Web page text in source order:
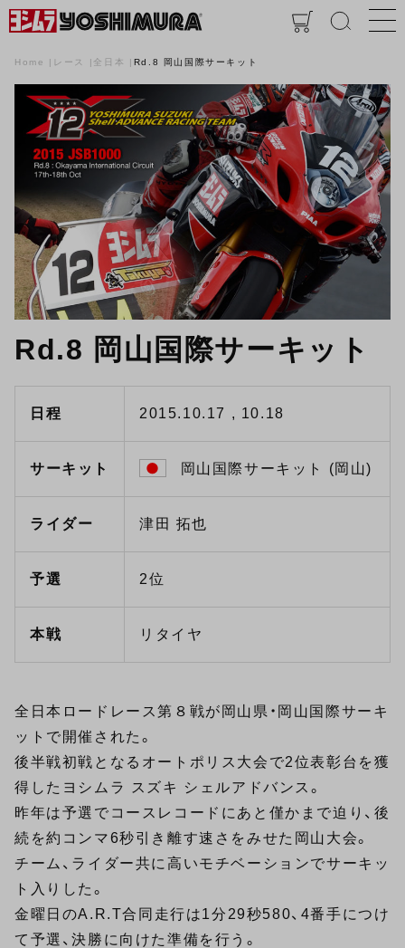
Home レース 全日本 Rd.8 岡山国際サーキット
Rd.8 岡山国際サーキット
日程 2015.10.17 , 10.18
サーキット 岡山国際サーキット (岡山)
ライダー 津田 拓也
予選 2位
本戦 リタイヤ
全日本ロードレース第８戦が岡山県・岡山国際サーキ
ットで開催された。
後半戦初戦となるオートポリス大会で2位表彰台を獲
得したヨシムラ スズキ シェルアドバンス。
昨年は予選でコースレコードにあと僅かまで迫り、後
続を約コンマ6秒引き離す速さをみせた岡山大会。
チーム、ライダー共に高いモチベーションでサーキッ
ト入りした。
金曜日のA.R.T合同走行は1分29秒580、4番手につけ
て予選、決勝に向けた準備を行う。